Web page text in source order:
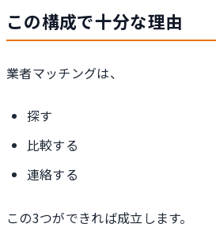
この構成で十分な理由
業者マッチングは、
探す
比較する
連絡する
この3つができれば成立します。